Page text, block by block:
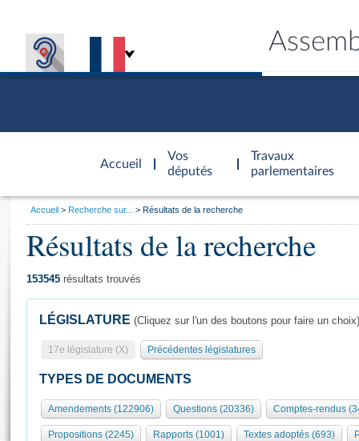
Accueil
d'accueil
Vos
députés
Travaux
parlementaires
Présidence
577 députés
Groupes politiques
Séance publique
Commissions et autres organes
Europe et International
Général
Rôle et pouvoirs de l'Assemblée
Organisation de l'Assemblée
Présidence Conférence des Présidents Bureau Collège des
Visiter l'Assemblée
Visite virtuelle du palais Bourbon
Assister à une séance
Vous
Accueil Recherche sur... Résultats de la recherche
Résultats de la recherche
153545 résultats trouvés
LÉGISLATURE (Cliquez sur l'un des boutons pour faire un choix)
17e législature (X) Précédentes législatures
TYPES DE DOCUMENTS
Amendements (122906) Questions (20336) Comptes-rendus
Propositions (2245) Rapports (1001) Textes adoptés (693)